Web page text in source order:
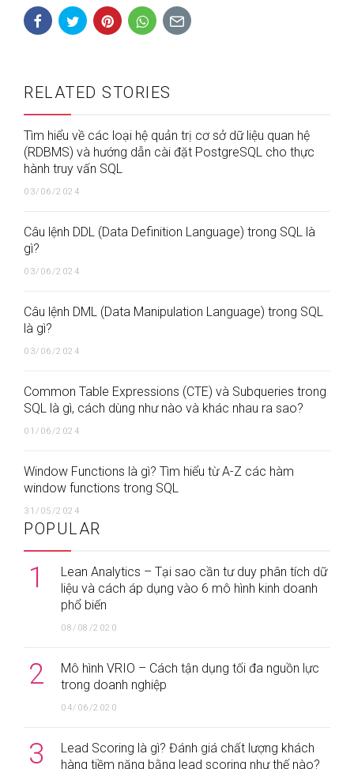
RELATED STORIES
Tìm hiểu về các loại hệ quản trị cơ sở dữ liệu quan hệ
(RDBMS) và hướng dẫn cài đặt PostgreSQL cho thực
hành truy vấn SQL
03/06/2024
Câu lệnh DDL (Data Definition Language) trong SQL là
gì?
03/06/2024
Câu lệnh DML (Data Manipulation Language) trong SQL
là gì?
03/06/2024
Common Table Expressions (CTE) và Subqueries trong
SQL là gì, cách dùng như nào và khác nhau ra sao?
01/06/2024
Window Functions là gì? Tìm hiểu từ A-Z các hàm
window functions trong SQL
31/05/2024
POPULAR
1
Lean Analytics – Tại sao cần tư duy phân tích dữ
liệu và cách áp dụng vào 6 mô hình kinh doanh
phổ biến
08/08/2020
2
Mô hình VRIO – Cách tận dụng tối đa nguồn lực
trong doanh nghiệp
04/06/2020
3
Lead Scoring là gì? Đánh giá chất lượng khách
hàng tiềm năng bằng lead scoring như thế nào?